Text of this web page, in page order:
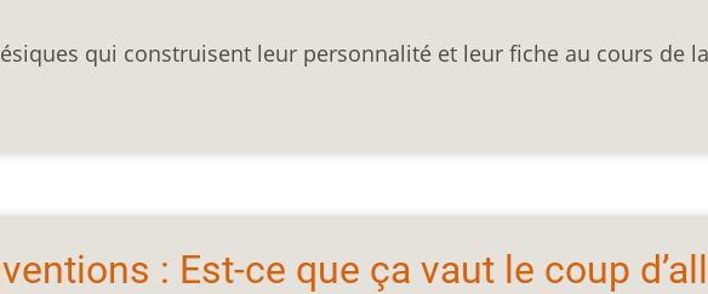
qui construisent leur personnalité et leur fiche au cours de la
: Est-ce que ça vaut le coup